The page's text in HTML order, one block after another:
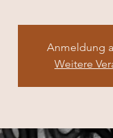
Anmeldung
Weitere